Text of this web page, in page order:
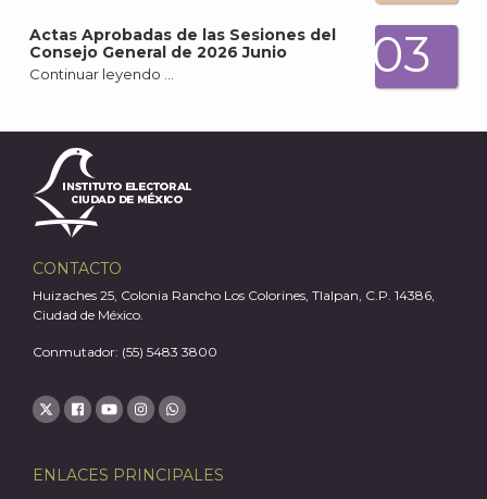
Actas Aprobadas de las Sesiones del
Consejo General de 2026 Junio
Continuar leyendo … 03
CONTACTO
Huizaches 25, Colonia Rancho Los Colorines, Tlalpan, C.P. 14386,
Ciudad de México.
Conmutador: (55) 5483 3800
ENLACES PRINCIPALES